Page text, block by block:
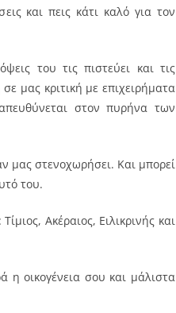
και πεις κάτι καλό για τον
του τις πιστεύει και τις
μας κριτική με επιχειρήματα
στον πυρήνα των
μας στενοχωρήσει. Και μπορεί
του.
Ακέραιος, Ειλικρινής και
οικογένεια σου και μάλιστα